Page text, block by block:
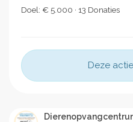
Doel: € 5.000 · 13 Donaties
Deze